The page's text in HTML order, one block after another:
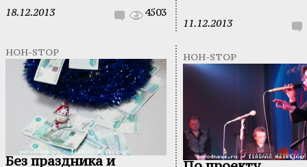
18.12.2013 4503
11.12.2013
НОН-STOP
Без праздника и
НОН-STOP